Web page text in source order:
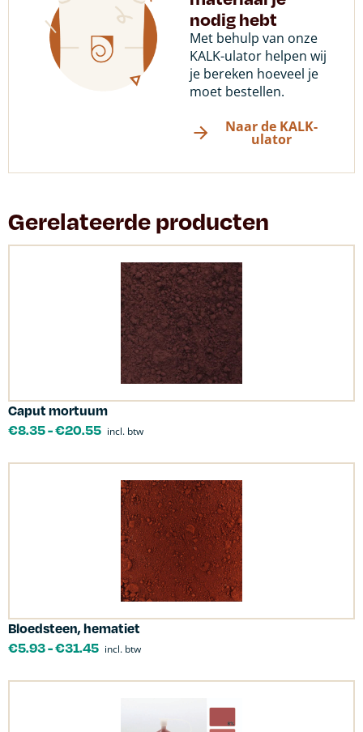
nodig hebt
Met behulp van onze
KALK-ulator helpen wij
je bereken hoeveel je
moet bestellen.
Naar de KALK-
ulator
Gerelateerde producten
Caput mortuum
€8.35-€20.55 incl. btw
Bloedsteen, hematiet
€5.93-€31.45 incl. btw